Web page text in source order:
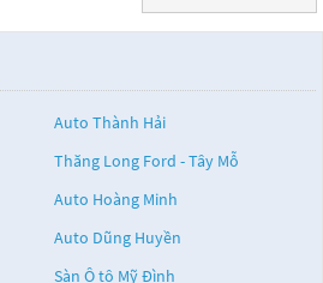
Auto Thành Hải
Thăng Long Ford - Tây Mỗ
Auto Hoàng Minh
Auto Dũng Huyền
Sàn Ô tô Mỹ Đình